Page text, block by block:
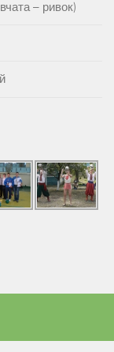
– ривок)